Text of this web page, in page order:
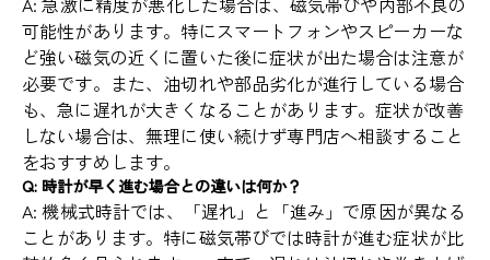
可能性があります。特にスマートフォンやスピーカーな
ど強い磁気の近くに置いた後に症状が出た場合は注意が
必要です。また、油切れや部品劣化が進行している場合
も、急に遅れが大きくなることがあります。症状が改善
しない場合は、無理に使い続けず専門店へ相談すること
をおすすめします。
Q: 時計が早く進む場合との違いは何か？
A: 機械式時計では、「遅れ」と「進み」で原因が異なる
ことがあります。特に磁気帯びでは時計が進む症状が比